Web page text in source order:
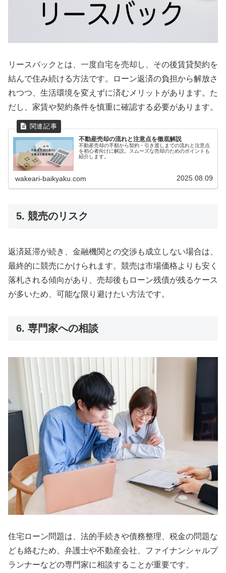
リースバックとは、一度自宅を売却し、その後賃貸契約を
結んで住み続ける方法です。ローン返済の負担から解放さ
れつつ、生活環境を変えずに済むメリットがあります。た
だし、家賃や契約条件を慎重に確認する必要があります。
不動産売却の流れと注意点を徹底解説
不動産売却の手順から契約・引き渡しまでの流れと注意点
を初心者向けに解説。スムーズな売却のためのポイントも
紹介します。
wakeari-baikyaku.com 2025.08.09
5. 競売のリスク
返済延滞が続き、金融機関との交渉も成立しない場合は、
最終的に競売にかけられます。競売は市場価格よりも安く
落札される傾向があり、売却後もローン残債が残るケース
が多いため、可能な限り避けたい方法です。
6. 専門家への相談
住宅ローン問題は、法的手続きや債務整理、税金の問題な
ども絡むため、弁護士や不動産会社、ファイナンシャルプ
ランナーなどの専門家に相談することが重要です。